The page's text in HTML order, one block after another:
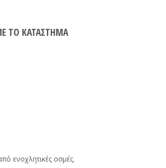
ΤΟ ΚΑΤΑΣΤΗΜΑ
ενοχλητικές οσμές.